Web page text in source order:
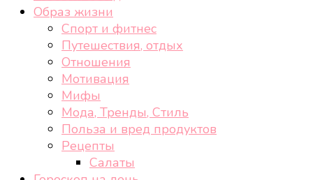
Образ жизни
Спорт и фитнес
Путешествия, отдых
Отношения
Мотивация
Мифы
Мода, Тренды, Стиль
Польза и вред продуктов
Рецепты
Салаты